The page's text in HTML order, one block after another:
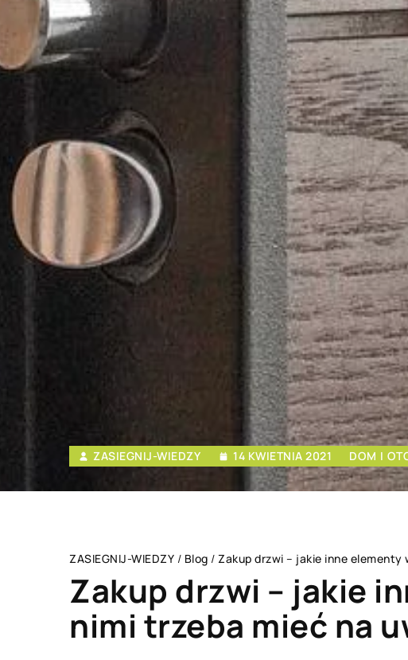
ZASIEGNIJ-WIEDZY 14 KWIETNIA 2021 DOM I
ZASIEGNIJ-WIEDZY / Blog / Zakup drzwi – jakie inne elementy
Zakup drzwi – jakie
nimi trzeba mieć na